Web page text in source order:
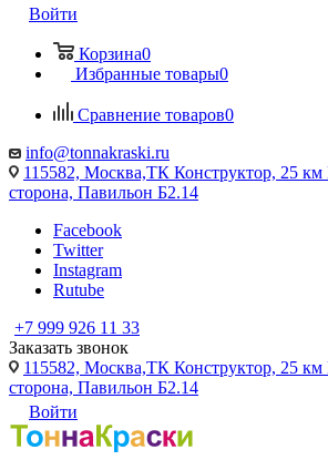
Войти
Корзина0
Избранные товары0
Сравнение товаров0
info@tonnakraski.ru
115582, Москва,ТК Конструктор, 25
сторона, Павильон Б2.14
Facebook
Twitter
Instagram
Rutube
+7 999 926 11 33
Заказать звонок
115582, Москва,ТК Конструктор, 25
сторона, Павильон Б2.14
Войти